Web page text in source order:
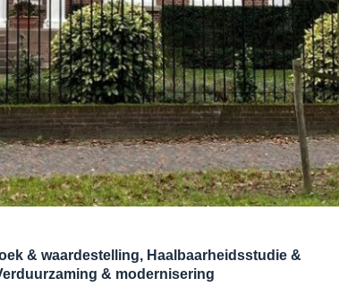
& waardestelling, Haalbaarheidsstudie &
& modernisering